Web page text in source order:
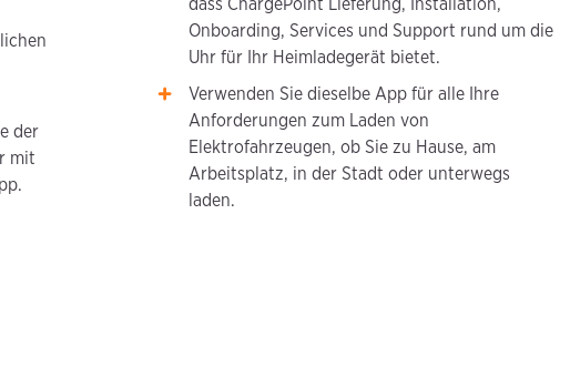
der
mit
Onboarding, Services und Support rund um die
Uhr für Ihr Heimladegerät bietet.
Verwenden Sie dieselbe App für alle Ihre
Anforderungen zum Laden von
Elektrofahrzeugen, ob Sie zu Hause, am
Arbeitsplatz, in der Stadt oder unterwegs
laden.